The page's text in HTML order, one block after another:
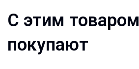
С этим товаром
покупают